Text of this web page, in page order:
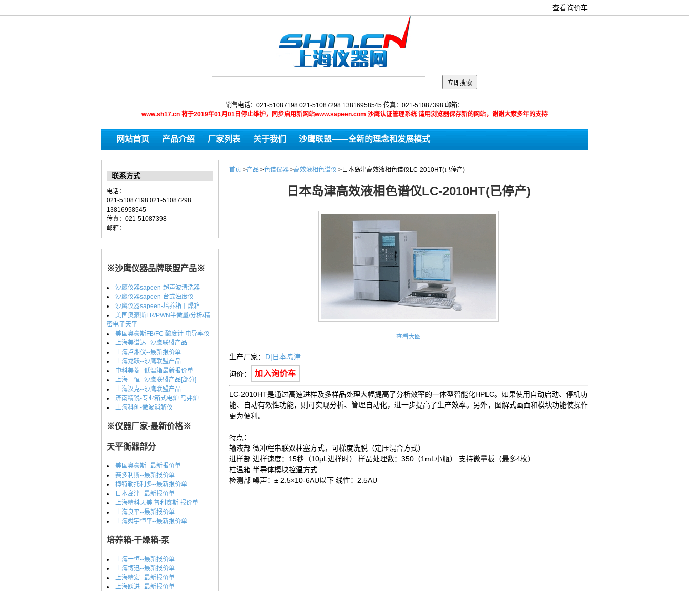
查看询价车
销售电话：021-51087198 021-51087298 13816958545 传真：021-51087398 邮箱：
www.sh17.cn 将于2019年01月01日停止维护，同步启用新网站www.sapeen.com 沙鹰认证管理系统 请用浏览器保存新的网站，谢谢大家多年的支持
网站首页 产品介绍 厂家列表 关于我们 沙鹰联盟——全新的理念和发展模式
联系方式
电话：
021-51087198 021-51087298
13816958545
传真：021-51087398
邮箱：
※沙鹰仪器品牌联盟产品※
沙鹰仪器sapeen-超声波清洗器
沙鹰仪器sapeen-台式浊度仪
沙鹰仪器sapeen-培养箱干燥箱
美国奥豪斯FR/PWN半微量/分析/精
密电子天平
美国奥豪斯FB/FC 酸度计 电导率仪
上海美谱达--沙鹰联盟产品
上海卢湘仪--最新报价单
上海龙跃--沙鹰联盟产品
中科美菱--低温箱最新报价单
上海一恒--沙鹰联盟产品[部分]
上海汉克--沙鹰联盟产品
济南精锐-专业箱式电炉 马弗炉
上海科创-微波消解仪
※仪器厂家-最新价格※
天平衡器部分
美国奥豪斯--最新报价单
赛多利斯--最新报价单
梅特勒托利多--最新报价单
日本岛津--最新报价单
上海精科天美 普利赛斯 报价单
上海良平--最新报价单
上海舜宇恒平--最新报价单
培养箱-干燥箱-泵
上海一恒--最新报价单
上海博迅--最新报价单
上海精宏--最新报价单
上海跃进--最新报价单
首页 >产品 >色谱仪器 >高效液相色谱仪 > 日本岛津高效液相色谱仪LC-2010HT(已停产)
日本岛津高效液相色谱仪LC-2010HT(已停产)
查看大图
生产厂家： D|日本岛津
询价： 加入询价车
LC-2010HT是通过高速进样及多样品处理大幅提高了分析效率的一体型智能化HPLC。如果使用自动启动、停机功
能、自动有效性功能，则可实现分析、管理自动化，进一步提高了生产效率。另外，图解式画面和模块功能使操作
更为便利。
特点：
输液部 微冲程串联双柱塞方式，可梯度洗脱（定压混合方式）
进样部 进样速度：15秒（10μL进样时） 样品处理数：350（1mL小瓶） 支持微量板（最多4枚）
柱温箱 半导体模块控温方式
检测部 噪声：± 2.5×10-6AU以下 线性：2.5AU